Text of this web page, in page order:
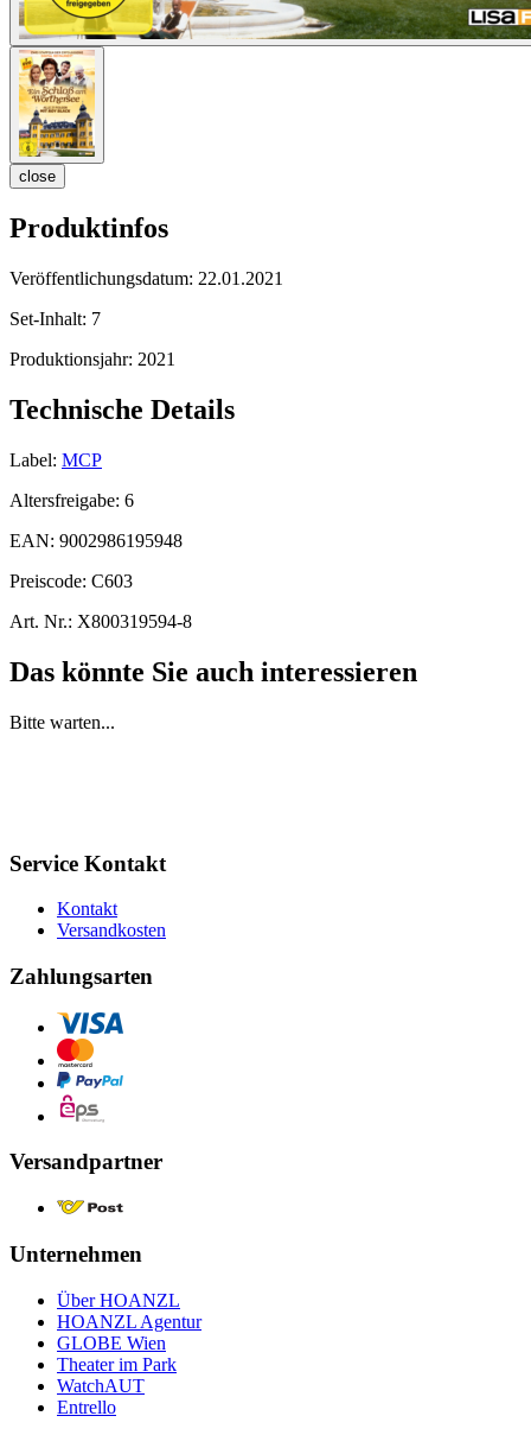
close
Produktinfos
Veröffentlichungsdatum: 22.01.2021
Set-Inhalt: 7
Produktionsjahr: 2021
Technische Details
Label: MCP
Altersfreigabe: 6
EAN: 9002986195948
Preiscode: C603
Art. Nr.: X800319594-8
Das könnte Sie auch interessieren
Bitte warten...
Service Kontakt
Kontakt
Versandkosten
Zahlungsarten
Versandpartner
Unternehmen
Über HOANZL
HOANZL Agentur
GLOBE Wien
Theater im Park
WatchAUT
Entrello